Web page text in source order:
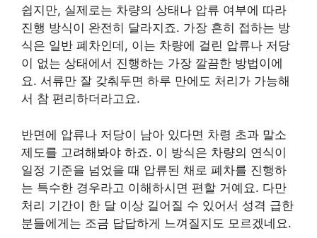
쉽지만, 실제로는 차량의 상태나 압류 여부에 따라
진행 방식이 완전히 달라지죠. 가장 흔히 접하는 방
식은 일반 폐차인데, 이는 차량에 걸린 압류나 저당
이 없는 상태에서 진행하는 가장 깔끔한 방법이에
요. 서류만 잘 갖춰두면 하루 만에도 처리가 가능해
서 참 편리하더라고요.
반면에 압류나 저당이 남아 있다면 차령 초과 말소
제도를 고려해봐야 하죠. 이 방식은 차량의 연식이
일정 기준을 넘었을 때 압류된 채로 폐차를 진행하
는 특수한 경우라고 이해하시면 편할 거예요. 다만
처리 기간이 한 달 이상 길어질 수 있어서 성격 급한
분들에게는 조금 답답하게 느껴질지도 모르겠네요.